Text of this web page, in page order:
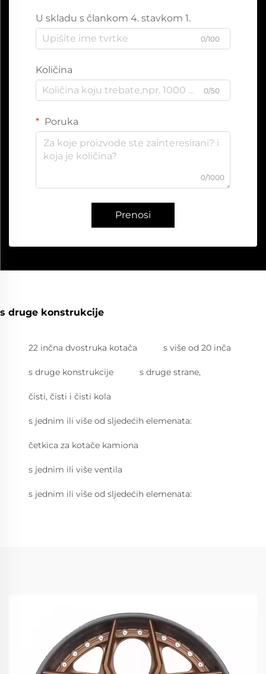
U skladu s člankom 4. stavkom 1.
0/100
Količina
0/50
Poruka
0/1000
Prenosi
s druge konstrukcije
22 inčna dvostruka kotača s više od 20 inča
s druge konstrukcije s druge strane,
čisti, čisti i čisti kola
s jednim ili više od sljedećih elemenata:
četkica za kotače kamiona
s jednim ili više ventila
s jednim ili više od sljedećih elemenata: